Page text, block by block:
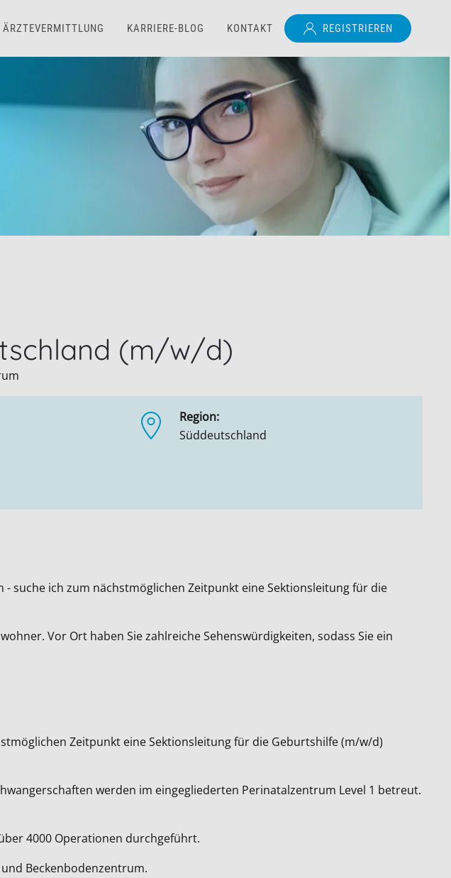
ÄRZTEVERMITTLUNG KARRIERE-BLOG KONTAKT REGISTRIEREN
(m/w/d)
Region:
Süddeutschland
suche ich zum nächstmöglichen Zeitpunkt eine Sektionsleitung für die
Vor Ort haben Sie zahlreiche Sehenswürdigkeiten, sodass Sie ein
Zeitpunkt eine Sektionsleitung für die Geburtshilfe (m/w/d)
werden im eingegliederten Perinatalzentrum Level 1 betreut.
4000 Operationen durchgeführt.
Beckenbodenzentrum.